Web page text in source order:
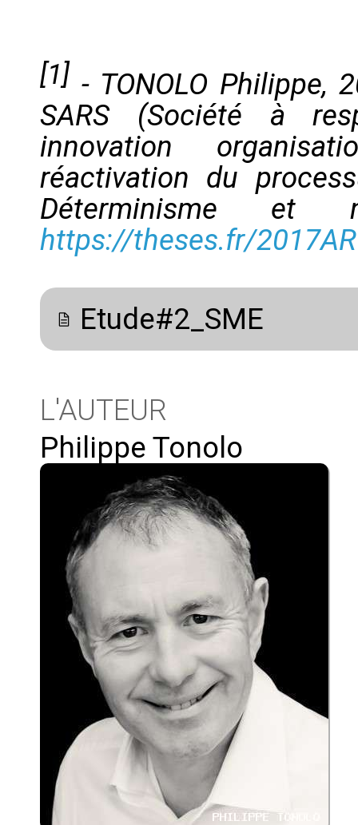
[1] - TONOLO Philippe,
SARS (Société à
innovation
réactivation du
Déterminisme et
https://theses.fr/
Etude#2_SME
L'AUTEUR
Philippe Tonolo